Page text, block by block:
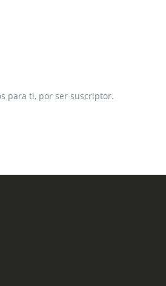
para ti, por ser suscriptor.